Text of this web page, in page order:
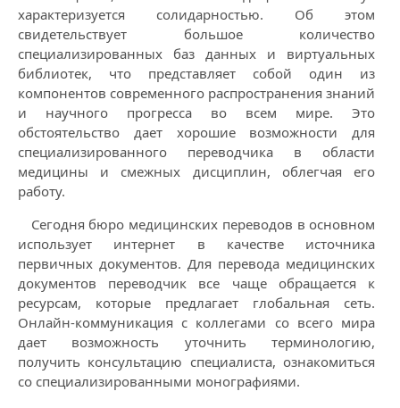
характеризуется солидарностью. Об этом
свидетельствует большое количество
специализированных баз данных и виртуальных
библиотек, что представляет собой один из
компонентов современного распространения знаний
и научного прогресса во всем мире. Это
обстоятельство дает хорошие возможности для
специализированного переводчика в области
медицины и смежных дисциплин, облегчая его
работу.
Сегодня бюро медицинских переводов в основном
использует интернет в качестве источника
первичных документов. Для перевода медицинских
документов переводчик все чаще обращается к
ресурсам, которые предлагает глобальная сеть.
Онлайн-коммуникация с коллегами со всего мира
дает возможность уточнить терминологию,
получить консультацию специалиста, ознакомиться
со специализированными монографиями.